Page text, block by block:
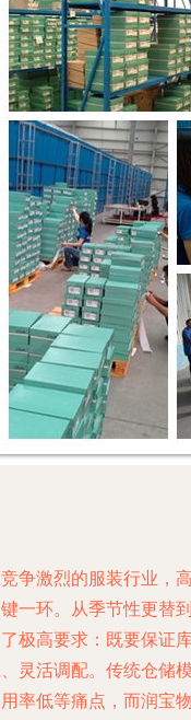
争激烈的服装行业，
一环。从季节性更替
极高要求：既要保证
灵活调配。传统仓储
率低等痛点，而润宝